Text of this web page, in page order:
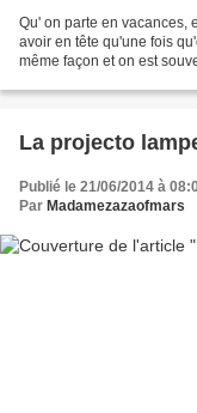
Qu' on parte en vacances,
avoir en tête qu'une fois
même façon et on est
La projecto
Publié le 21/06/2014 à
Par Madamezazaofmars